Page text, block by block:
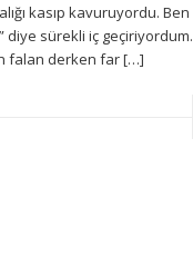
kasıp kavuruyordu. Ben
diye sürekli iç geçiriyordum.
falan derken far […]